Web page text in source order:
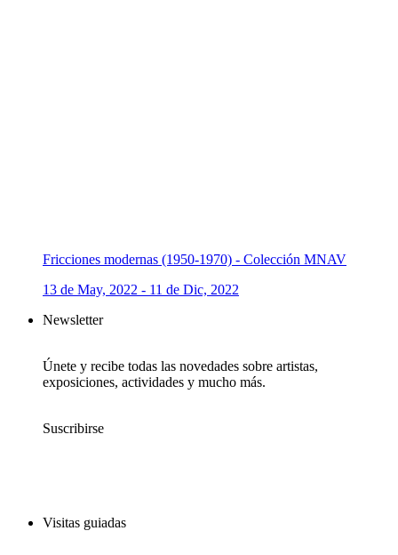
Fricciones modernas (1950-1970) - Colección MNAV
13 de May, 2022 - 11 de Dic, 2022
Newsletter
Únete y recibe todas las novedades sobre artistas,
exposiciones, actividades y mucho más.
Suscribirse
Visitas guiadas